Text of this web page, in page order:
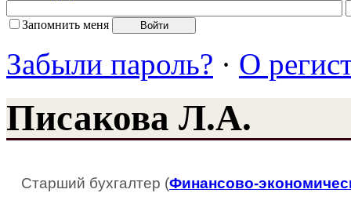
Запомнить меня
Забыли пароль? · О
Писакова Л.А.
Старший бухгалтер (Финансово-